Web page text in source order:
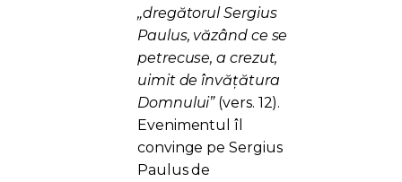
„dregătorul Sergius
Paulus, văzând ce se
petrecuse, a crezut,
uimit de învățătura
Domnului”(vers. 12).
Evenimentul îl
convinge pe Sergius
Paulus de